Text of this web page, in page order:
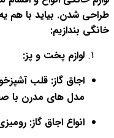
طراحی شدن. بیاید با هم
خانگی بندازیم:
لوازم پخت و پز:
اجاق گاز: قلب
مدل های مدرن با
انواع اجاق گاز: